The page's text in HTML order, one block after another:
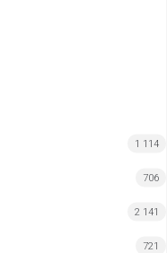
1 114
706
2 141
721